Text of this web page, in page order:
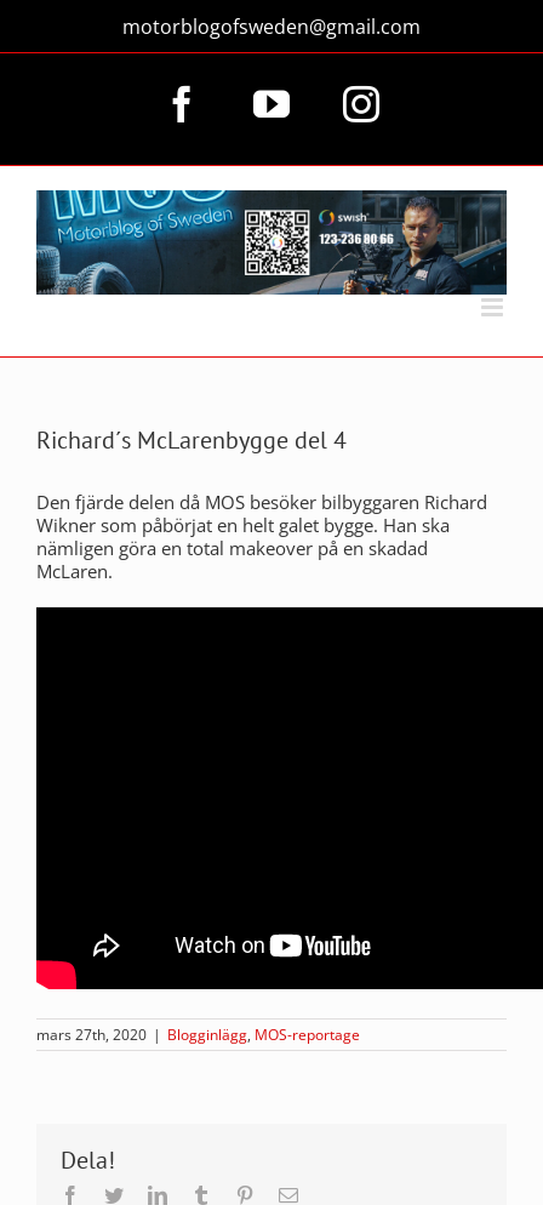
innehållet
motorblogofsweden@gmail.com
FacebookYouTubeInstagram
Richard´s McLarenbygge del 4
Den fjärde delen då MOS besöker bilbyggaren Richard
Wikner som påbörjat en helt galet bygge. Han ska
nämligen göra en total makeover på en skadad
McLaren.
mars 27th, 2020 | Blogginlägg, MOS-reportage
Dela!
Facebook
TwitterLinkedInTumblr Pinterest
E-